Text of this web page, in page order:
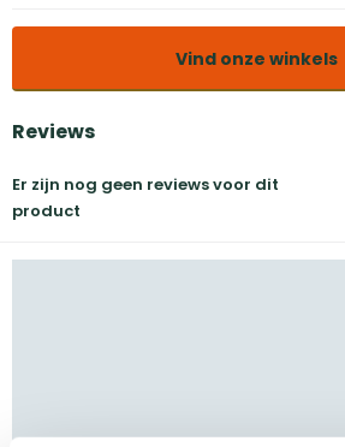
Vind onze winkels
Reviews
Er zijn nog geen reviews voor dit
product